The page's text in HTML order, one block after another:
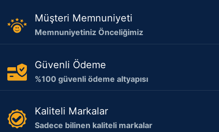
Müşteri Memnuniyeti
Memnuniyetiniz Önceliğimiz
Güvenli Ödeme
%100 güvenli ödeme altyapısı
Kaliteli Markalar
Sadece bilinen kaliteli markalar